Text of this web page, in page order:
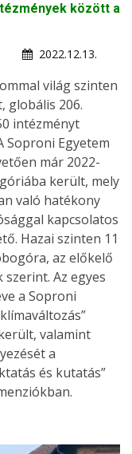
között a
2022.12.13.
világ szinten
globális 206.
intézményt
Soproni Egyetem
már 2022-
került, mely
való hatékony
kapcsolatos
Hazai szinten 11
az előkelő
Az egyes
a Soproni
valamint
a
és kutatás”